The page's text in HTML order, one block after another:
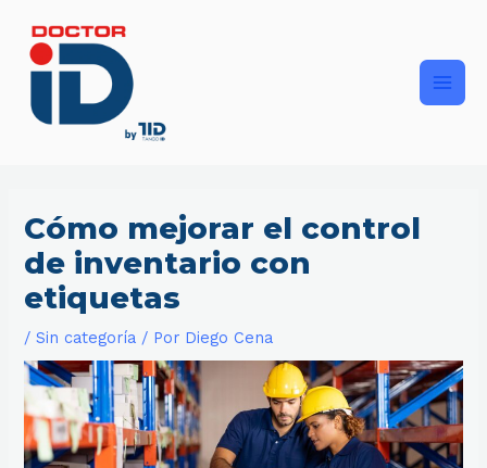
contenido
Cómo mejorar el control
de inventario con
etiquetas
/Sin categoría / Por Diego Cena